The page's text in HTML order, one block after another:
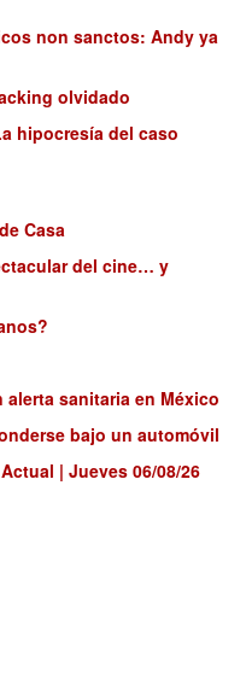
non sanctos: Andy ya
olvidado
hipocresía del caso
Casa
del cine… y
alerta sanitaria en México
bajo un automóvil
| Jueves 06/08/26